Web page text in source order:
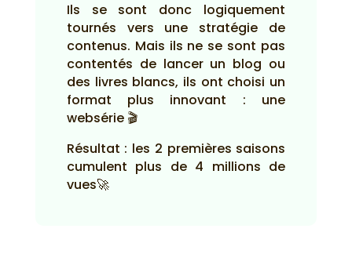
Ils se sont donc logiquement
tournés vers une stratégie de
contenus. Mais ils ne se sont pas
contentés de lancer un blog ou
des livres blancs, ils ont choisi un
format plus innovant : une
websérie 🎬
Résultat : les 2 premières saisons
cumulent plus de 4 millions de
vues🚀